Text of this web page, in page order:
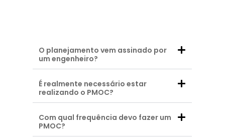
O planejamento vem assinado por
um engenheiro?
É realmente necessário estar
realizando o PMOC?
Com qual frequência devo fazer um
PMOC?